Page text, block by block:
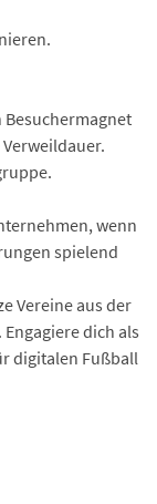
wenn
spielend
Vereine aus der
dich als
digitalen Fußball